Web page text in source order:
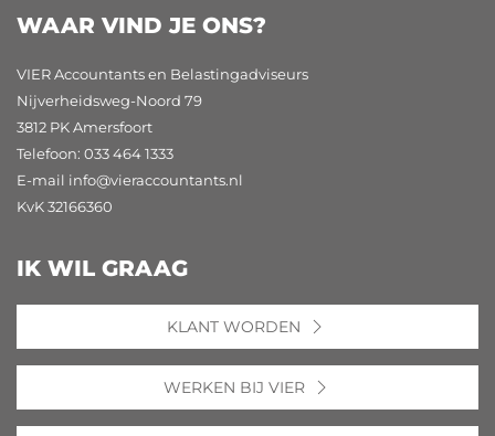
WAAR VIND JE ONS?
VIER Accountants en Belastingadviseurs
Nijverheidsweg-Noord 79
3812 PK Amersfoort
Telefoon: 033 464 1333
E-mail info@vieraccountants.nl
KvK 32166360
IK WIL GRAAG
KLANT WORDEN
WERKEN BIJ VIER